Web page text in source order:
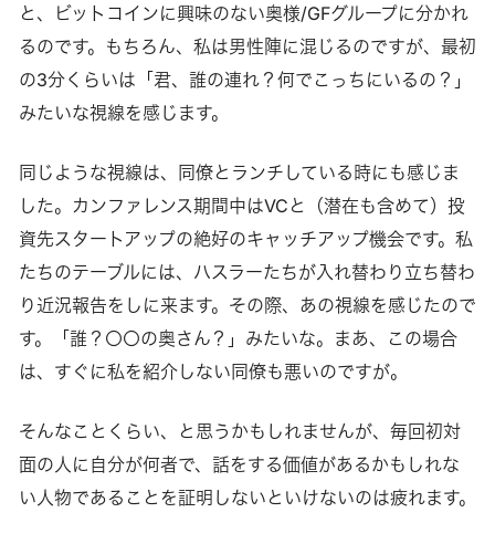
と、ビットコインに興味のない奥様/GFグループに分かれ
るのです。もちろん、私は男性陣に混じるのですが、最初
の3分くらいは「君、誰の連れ？何でこっちにいるの？」
みたいな視線を感じます。
同じような視線は、同僚とランチしている時にも感じま
した。カンファレンス期間中はVCと（潜在も含めて）投
資先スタートアップの絶好のキャッチアップ機会です。私
たちのテーブルには、ハスラーたちが入れ替わり立ち替わ
り近況報告をしに来ます。その際、あの視線を感じたので
す。「誰？〇〇の奥さん？」みたいな。まあ、この場合
は、すぐに私を紹介しない同僚も悪いのですが。
そんなことくらい、と思うかもしれませんが、毎回初対
面の人に自分が何者で、話をする価値があるかもしれな
い人物であることを証明しないといけないのは疲れます。